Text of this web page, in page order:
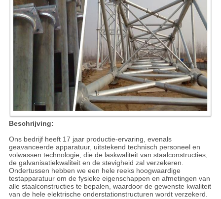
Beschrijving:
Ons bedrijf heeft 17 jaar productie-ervaring, evenals
geavanceerde apparatuur, uitstekend technisch personeel en
volwassen technologie, die de laskwaliteit van staalconstructies,
de galvanisatiekwaliteit en de stevigheid zal verzekeren.
Ondertussen hebben we een hele reeks hoogwaardige
testapparatuur om de fysieke eigenschappen en afmetingen van
alle staalconstructies te bepalen, waardoor de gewenste kwaliteit
van de hele elektrische onderstationstructuren wordt verzekerd.